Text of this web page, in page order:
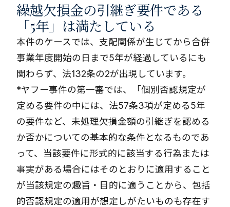
繰越欠損金の引継ぎ要件である
「5年」は満たしている
本件のケースでは、支配関係が生じてから合併
事業年度開始の日まで5年が経過しているにも
関わらず、法132条の2が出現しています。
*ヤフー事件の第一審では、「個別否認規定が
定める要件の中には、法57条3項が定める5年
の要件など、未処理欠損金額の引継ぎを認める
か否かについての基本的な条件となるものであ
って、当該要件に形式的に該当する行為または
事実がある場合にはそのとおりに適用すること
が当該規定の趣旨・目的に適うことから、包括
的否認規定の適用が想定しがたいものも存在す